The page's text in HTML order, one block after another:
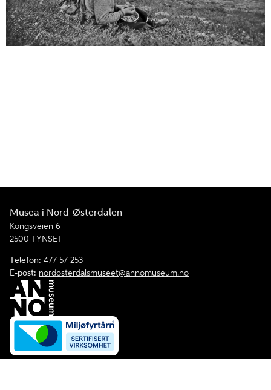
Musea i Nord-Østerdalen
Kongsveien 6
2500 TYNSET
Telefon: 477 57 253
E-post: nordosterdalsmuseet@annomuseum.no